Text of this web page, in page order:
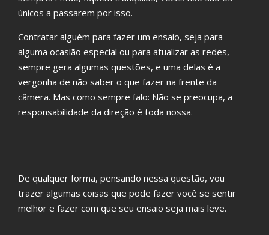
únicos a passarem por isso.
Contratar alguém para fazer um ensaio, seja para
alguma ocasião especial ou para atualizar as redes,
sempre gera algumas questões, e uma delas é a
vergonha de não saber o que fazer na frente da
câmera. Mas como sempre falo: Não se preocupa, a
responsabilidade da direção é toda nossa.
De qualquer forma, pensando nessa questão, vou
trazer algumas coisas que pode fazer você se sentir
melhor e fazer com que seu ensaio seja mais leve.